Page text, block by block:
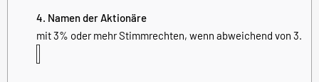
4. Namen der Aktionäre
mit 3% oder mehr Stimmrechten, wenn abweichend von 3.